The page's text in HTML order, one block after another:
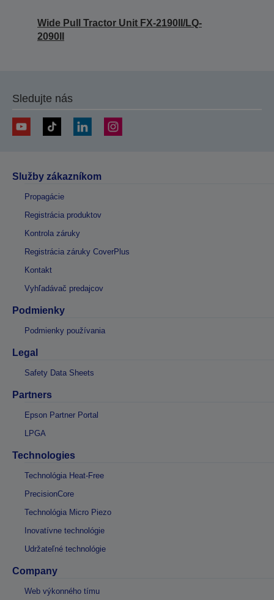
Wide Pull Tractor Unit FX-2190II/LQ-
2090II
Sledujte nás
Služby zákazníkom
Propagácie
Registrácia produktov
Kontrola záruky
Registrácia záruky CoverPlus
Kontakt
Vyhľadávač predajcov
Podmienky
Podmienky používania
Legal
Safety Data Sheets
Partners
Epson Partner Portal
LPGA
Technologies
Technológia Heat-Free
PrecisionCore
Technológia Micro Piezo
Inovatívne technológie
Udržateľné technológie
Company
Web výkonného tímu